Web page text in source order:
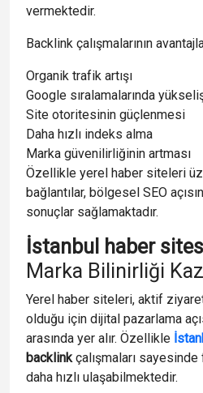
vermektedir.
Backlink çalışmalarının
Organik trafik artışı
Google sıralamalarında
Site otoritesinin güçlenmesi
Daha hızlı indeks alma
Marka güvenilirliğinin artması
Özellikle yerel haber siteleri
bağlantılar, bölgesel SEO
sonuçlar sağlamaktadır.
İstanbul haber
Marka Bilinirliği
Yerel haber siteleri, aktif
olduğu için dijital pazarlama
arasında yer alır. Özellikle
backlinkçalışmaları
daha hızlı ulaşabilmektedir.